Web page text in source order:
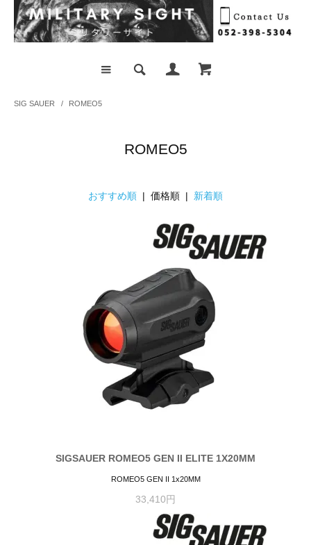
SIG SAUER / ROMEO5
ROMEO5
おすすめ順 | 価格順 | 新着順
SIGSAUER ROMEO5 GEN II ELITE 1X20MM
ROMEO5 GEN II 1x20MM
33,410円